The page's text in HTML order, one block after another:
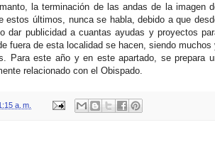
la terminación de las andas de la imagen
estos últimos, nunca se habla, debido a que
dar publicidad a cuantas ayudas y proyectos
fuera de esta localidad se hacen, siendo muchos
Para este año y en este apartado, se prepara
relacionado con el Obispado.
a. m.